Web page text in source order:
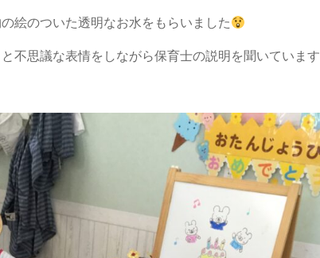
絵のついた透明なお水をもらいました
と不思議な表情をしながら保育士の説明を聞いています